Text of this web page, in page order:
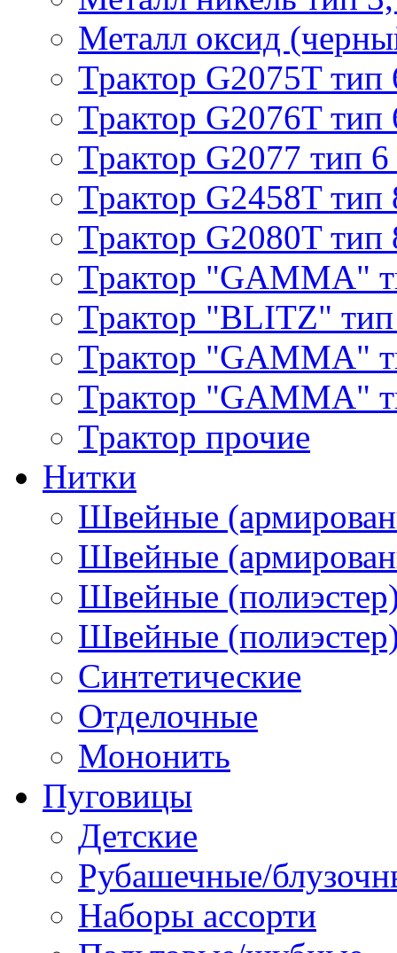
Металл оксид
Трактор G2075T тип
Трактор G2076T тип
Трактор G2077 тип 6
Трактор G2458T тип
Трактор G2080T тип
Трактор "GAMMA"
Трактор "BLITZ"
Трактор "GAMMA"
Трактор "GAMMA"
Трактор прочие
Нитки
Швейные
Швейные
Швейные
Швейные
Синтетические
Отделочные
Мононить
Пуговицы
Детские
Рубашечные/
Наборы ассорти